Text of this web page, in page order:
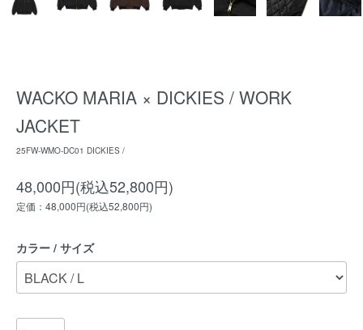
WACKO MARIA × DICKIES / WORK
JACKET
25FW-WMO-DC01 DICKIES /
48,000円(税込52,800円)
定価：48,000円(税込52,800円)
カラー / サイズ